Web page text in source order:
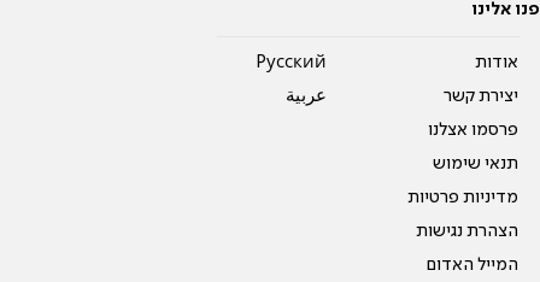
פנו אלינו
אודות
יצירת קשר
פרסמו אצלנו
תנאי שימוש
מדיניות פרטיות
הצהרת נגישות
המייל האדום
Pусский
عربية